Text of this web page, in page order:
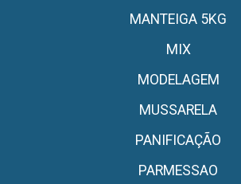
MANTEIGA 5KG
MIX
MODELAGEM
MUSSARELA
PANIFICAÇÃO
PARMESSAO